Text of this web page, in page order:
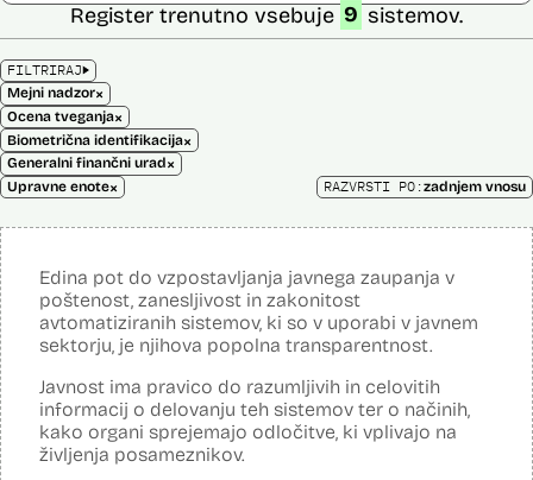
FILTRIRAJ
Mejni nadzor×
Ocena tveganja×
Biometrična identifikacija×
Generalni finančni urad×
Upravne enote×
Register trenutno vsebuje 9 sistemov.
RAZVRSTI PO:zadnjem vnosu
Edina pot do vzpostavljanja javnega zaupanja v
poštenost, zanesljivost in zakonitost
avtomatiziranih sistemov, ki so v uporabi v javnem
sektorju, je njihova popolna transparentnost.
Javnost ima pravico do razumljivih in celovitih
informacij o delovanju teh sistemov ter o načinih,
kako organi sprejemajo odločitve, ki vplivajo na
življenja posameznikov.